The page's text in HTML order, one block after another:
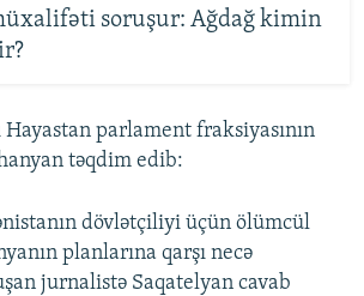
soruşur: Ağdağ kimin
parlament fraksiyasının
təqdim edib:
dövlətçiliyi üçün ölümcül
planlarına qarşı necə
jurnalistə Saqatelyan cavab